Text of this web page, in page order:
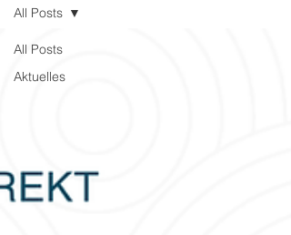
All Posts
Aktuelles
All Posts